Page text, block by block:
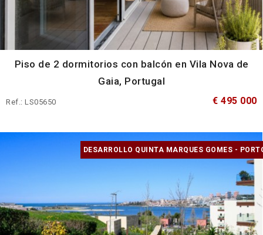
Piso de 2 dormitorios con balcón en Vila Nova de
Gaia, Portugal
Ref.: LS05650 € 495 000
DESARROLLO QUINTA MARQUES GOMES -